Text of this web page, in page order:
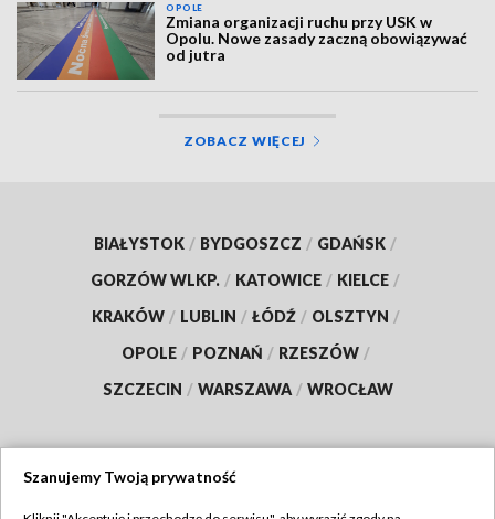
OPOLE
Zmiana organizacji ruchu przy USK w
Opolu. Nowe zasady zaczną obowiązywać
od jutra
ZOBACZ WIĘCEJ
BIAŁYSTOK / BYDGOSZCZ / GDAŃSK /
GORZÓW WLKP. / KATOWICE / KIELCE /
KRAKÓW / LUBLIN / ŁÓDŹ / OLSZTYN /
OPOLE / POZNAŃ / RZESZÓW /
SZCZECIN / WARSZAWA / WROCŁAW
Szanujemy Twoją prywatność